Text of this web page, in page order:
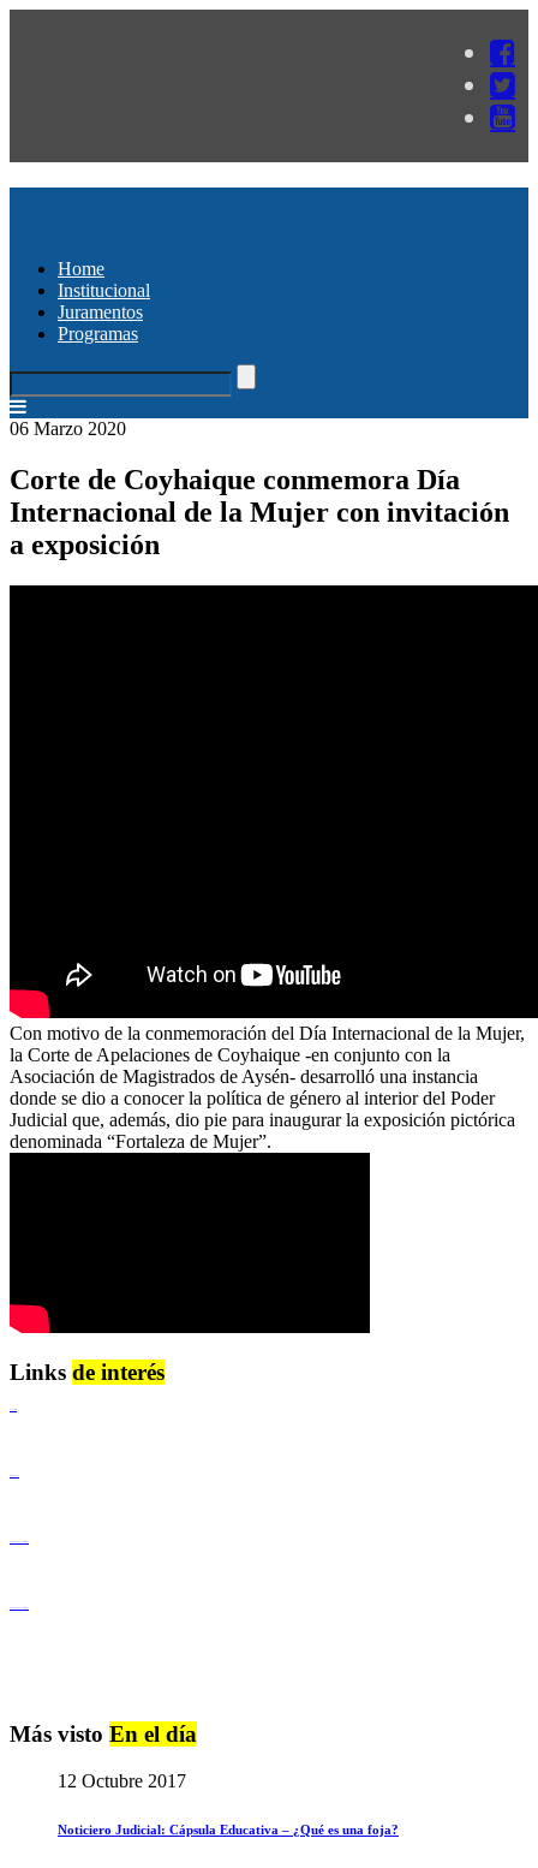
Home
Institucional
Juramentos
Programas
06 Marzo 2020
Corte de Coyhaique conmemora Día
Internacional de la Mujer con invitación
a exposición
Con motivo de la conmemoración del Día Internacional de la Mujer,
la Corte de Apelaciones de Coyhaique -en conjunto con la
Asociación de Magistrados de Aysén- desarrolló una instancia
donde se dio a conocer la política de género al interior del Poder
Judicial que, además, dio pie para inaugurar la exposición pictórica
denominada “Fortaleza de Mujer”.
Links de interés
Más visto En el día
12 Octubre 2017
Noticiero Judicial: Cápsula Educativa – ¿Qué es una foja?